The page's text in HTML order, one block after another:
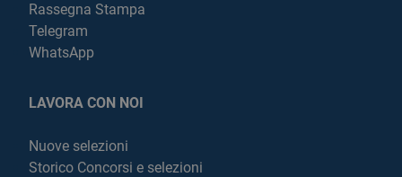
Rassegna Stampa
Telegram
WhatsApp
LAVORA CON NOI
Nuove selezioni
Storico Concorsi e selezioni